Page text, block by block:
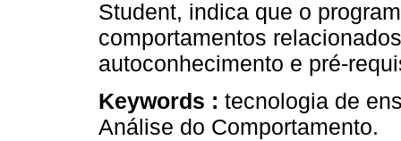
Student, indica que o
comportamentos
autoconhecimento e pré-
Keywords : tecnologia de
Análise do Comportamento.